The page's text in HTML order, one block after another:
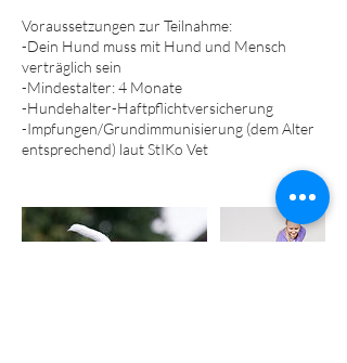
Voraussetzungen zur Teilnahme:
-Dein Hund muss mit Hund und Mensch
verträglich sein
-Mindestalter: 4 Monate
-Hundehalter-Haftpflichtversicherung
-Impfungen/Grundimmunisierung (dem Alter
entsprechend) laut StIKo Vet​​